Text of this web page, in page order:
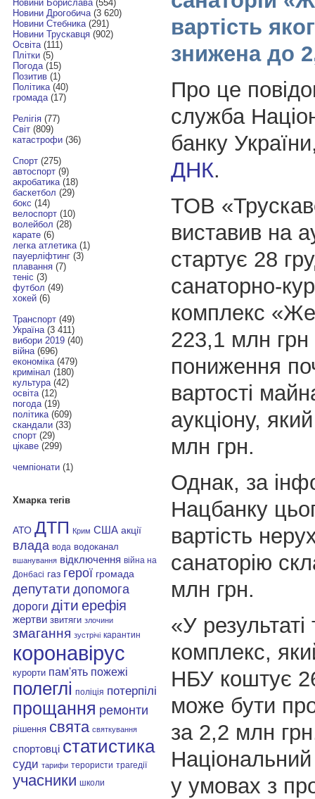
Новини Борислава(554)
Новини Дрогобича(3 620)
Новини Стебника(291)
Новини Трускавця(902)
Освіта(111)
Плітки(5)
Погода(15)
Позитив(1)
Політика(40)
громада(17)
Релігія(77)
Світ(809)
катастрофи(36)
Спорт(275)
автоспорт(9)
акробатика(18)
баскетбол (29)
бокс (14)
велоспорт(10)
волейбол (28)
карате(6)
легка атлетика(1)
пауерліфтинг(3)
плавання(7)
теніс (3)
футбол (49)
хокей(6)
Транспорт(49)
Україна(3 411)
вибори 2019(40)
війна(696)
економіка(479)
кримінал (180)
культура(42)
освіта(12)
погода(19)
політика(609)
скандали(33)
спорт(29)
цікаве(299)
чемпіонати(1)
Хмарка тегів
АТО ДТП Крим США акції
влада вода водоканал
вшанування відключення війна на
Донбасі газ герої громада
депутати допомога
дороги діти ерефія
жертви звитяги злочини
змагання зустрічі карантин
коронавірус
курорти пам'ять пожежі
полеглі поліція потерпілі
прощання ремонти
рішення свята святкування
спортовці статистика
суди тарифи терористи трагедії
учасники школи
вартість
знижена до
Про це
служба
банку
ДНК.
ТОВ
виставив на
стартує 28
санаторно-
комплекс
223,1 млн
пониження
вартості
аукціону,
млн грн.
Однак, за
Нацбанку
вартість
санаторію
млн грн.
«У результаті
комплекс,
НБУ коштує
може бути
за 2,2 млн
у умовах з